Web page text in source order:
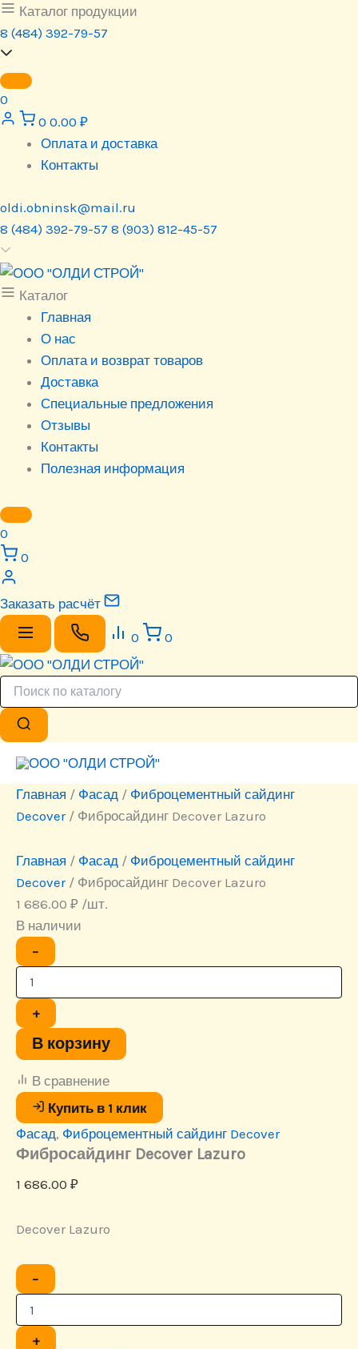
Перейти
к
содержимому
Каталог продукции
8 (484) 392-79-57
0
0 0.00 ₽
Оплата и доставка
Контакты
oldi.obninsk@mail.ru
8 (484) 392-79-57 8 (903) 812-45-57
Каталог
Главная
О нас
Оплата и возврат товаров
Доставка
Специальные предложения
Отзывы
Контакты
Полезная информация
0
0
Заказать расчёт
0 0
Главная / Фасад / Фиброцементный сайдинг
Decover/ Фибросайдинг Decover Lazuro
Главная / Фасад / Фиброцементный сайдинг
Decover/ Фибросайдинг Decover Lazuro
1 686.00 ₽ /шт.
В наличии
−
Количество
товара
Lazuro
+
В корзину
В сравнение
Купить в 1 клик
Фасад, Фиброцементный сайдинг Decover
Фибросайдинг Decover Lazuro
1 686.00 ₽
Decover Lazuro
−
Количество
товара
Lazuro
+